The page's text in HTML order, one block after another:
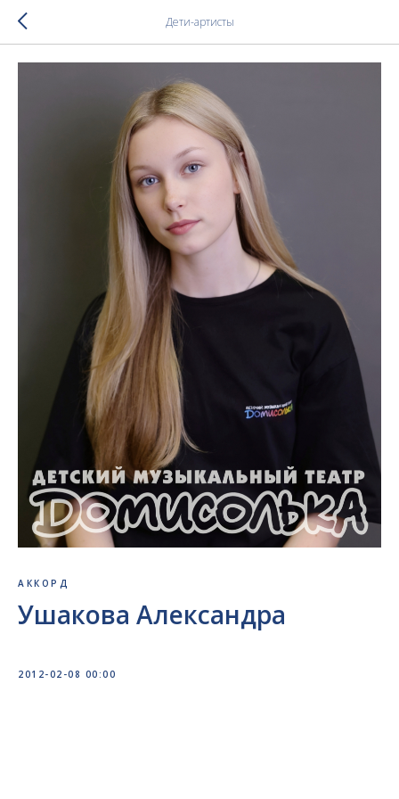
Дети-артисты
АККОРД
Ушакова Александра
2012-02-08 00:00